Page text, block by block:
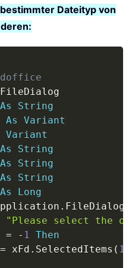
Dateityp von
FileDialog
As
String
As
Variant
Variant
As
String
As
String
As
String
As
Long
. FileDialog
"Please select the
= - 1
Then
= xFd . SelectedItems ( 1